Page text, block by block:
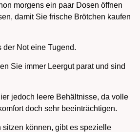
morgens ein paar Dosen öffnen
damit Sie frische Brötchen kaufen
der Not eine Tugend.
Sie immer Leergut parat und sind
jedoch leere Behältnisse, da volle
doch sehr beeinträchtigen.
sitzen können, gibt es spezielle